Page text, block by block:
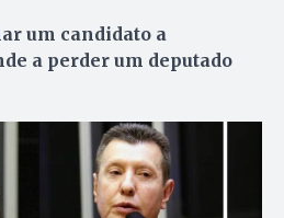
um candidato a
a perder um deputado